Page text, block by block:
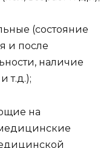
(состояние
и после
наличие
т.д.);
на